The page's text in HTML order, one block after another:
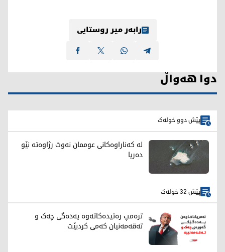
رابەر میر روستایی
دوا هەواڵ
پێش دوو خولەک
لە کەناراوەکانی عوممان نەوت رژاوەته‌ نێو
ده‌ریا
پێش 32 خولەک
ترەمپ رەتیدەکاتەوە یەدەگی چەک و
تەقەمەنیان کەمی کردبێت